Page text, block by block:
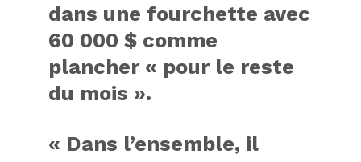
dans une fourchette avec
60 000 $ comme
plancher « pour le reste
du mois ».
« Dans l’ensemble, il